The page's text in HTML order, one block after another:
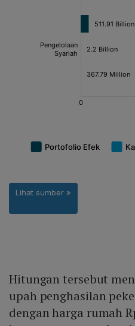
Hitungan tersebut
upah penghasilan
dengan harga rumah